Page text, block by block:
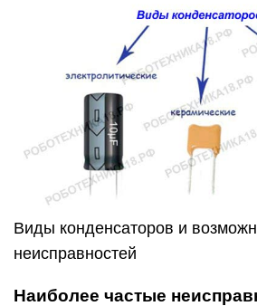
Виды конденсаторов и
неисправностей
Наиболее частые